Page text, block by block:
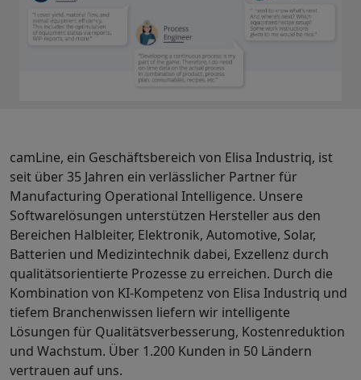
camLine, ein Geschäftsbereich von Elisa Industriq, ist
seit über 35 Jahren ein verlässlicher Partner für
Manufacturing Operational Intelligence. Unsere
Softwarelösungen unterstützen Hersteller aus den
Bereichen Halbleiter, Elektronik, Automotive, Solar,
Batterien und Medizintechnik dabei, Exzellenz durch
qualitätsorientierte Prozesse zu erreichen. Durch die
Kombination von KI-Kompetenz von Elisa Industriq und
tiefem Branchenwissen liefern wir intelligente
Lösungen für Qualitätsverbesserung, Kostenreduktion
und Wachstum. Über 1.200 Kunden in 50 Ländern
vertrauen auf uns.